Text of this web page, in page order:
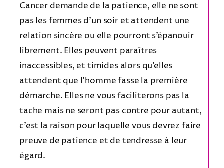
Cancer demande de la patience, elle ne sont
pas les femmes d’un soir et attendent une
relation sincère ou elle pourront s’épanouir
librement. Elles peuvent paraîtres
inaccessibles, et timides alors qu’elles
attendent que l’homme fasse la première
démarche. Elles ne vous faciliterons pas la
tache mais ne seront pas contre pour autant,
c’est la raison pour laquelle vous devrez faire
preuve de patience et de tendresse à leur
égard.